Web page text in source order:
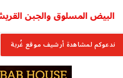
البيض المسلوق والجبن
ندعوكم لمشاهدة أرشيف موقع غُربة